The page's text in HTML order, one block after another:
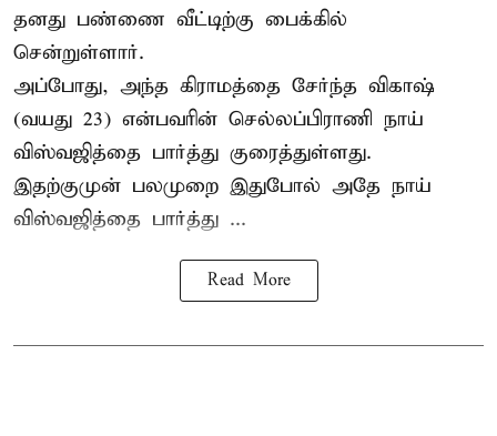
தனது பண்ணை வீட்டிற்கு பைக்கில்
சென்றுள்ளார்.
அப்போது, அந்த கிராமத்தை சேர்ந்த விகாஷ்
(வயது 23) என்பவரின் செல்லப்பிராணி நாய்
விஸ்வஜித்தை பார்த்து குரைத்துள்ளது.
இதற்குமுன் பலமுறை இதுபோல் அதே நாய்
விஸ்வஜித்தை பார்த்து ...
Read More